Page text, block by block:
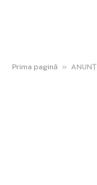
Prima pagină » ANUNȚ: